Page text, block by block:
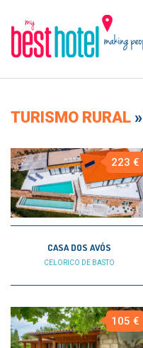
TURISMO RURAL »
223 €
CASA DOS AVÓS
CELORICO DE BASTO
105 €